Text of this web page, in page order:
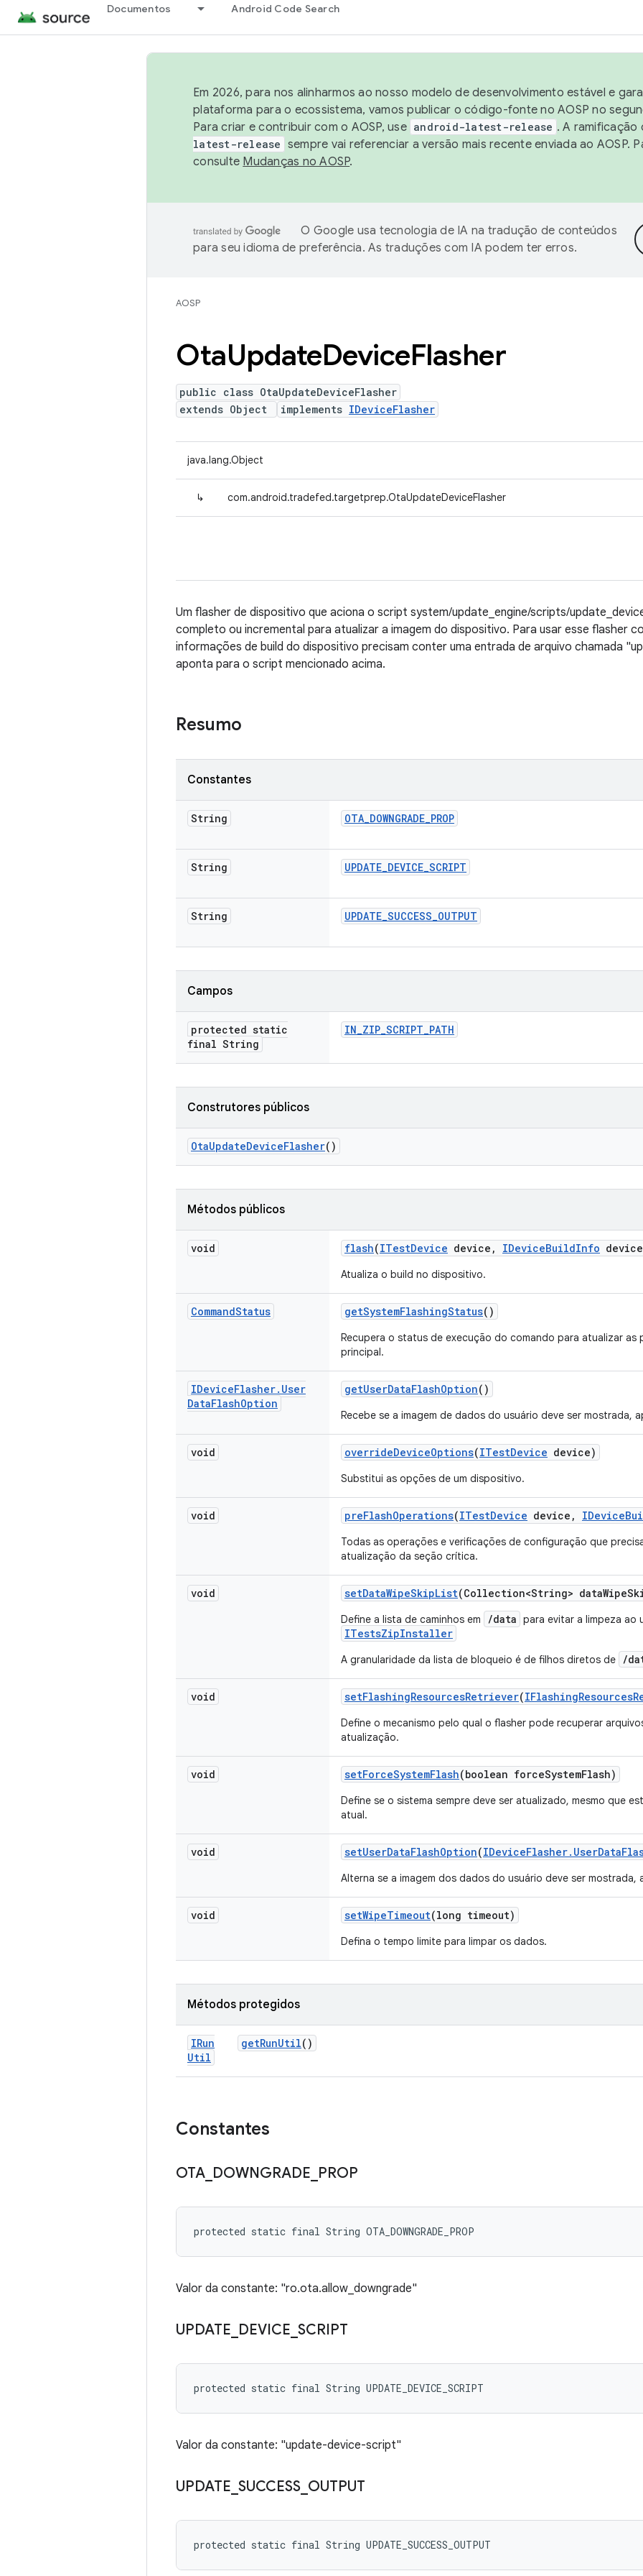
Documentos Android Code Search
Em 2026, para nos alinharmos ao nosso modelo de desenvolvimento estável e
plataforma para o ecossistema, vamos publicar o código-fonte no AOSP no
Para criar e contribuir com o AOSP, use android-latest-release . A ramificação
latest-release sempre vai referenciar a versão mais recente enviada ao AOSP.
consulte Mudanças no AOSP.
O Google usa tecnologia de IA na tradução de conteúdos
para seu idioma de preferência. As traduções com IA podem ter erros.
AOSP
OtaUpdateDeviceFlasher
public class OtaUpdateDeviceFlasher
extends Object
implements IDeviceFlasher
java.lang.Object
↳ com.android.tradefed.targetprep.OtaUpdateDeviceFlasher
Um flasher de dispositivo que aciona o script system/update_engine/scripts/
completo ou incremental para atualizar a imagem do dispositivo. Para usar esse flasher
informações de build do dispositivo precisam conter uma entrada de arquivo chamada
aponta para o script mencionado acima.
Resumo
Constantes
String OTA_DOWNGRADE_PROP
String UPDATE_DEVICE_SCRIPT
String UPDATE_SUCCESS_OUTPUT
Campos
protected static
final String
IN_ZIP_SCRIPT_PATH
Construtores públicos
OtaUpdateDeviceFlasher()
Métodos públicos
void flash(ITestDevice device , IDeviceBuildInfo device
Atualiza o build no dispositivo.
CommandStatus getSystemFlashingStatus()
Recupera o status de execução do comando para atualizar as
principal.
IDeviceFlasher. User
DataFlashOption
getUserDataFlashOption()
Recebe se a imagem de dados do usuário deve ser mostrada,
void overrideDeviceOptions(ITestDevice device)
Substitui as opções de um dispositivo.
void preFlashOperations(ITestDevice device , IDevice
Todas as operações e verificações de configuração que
atualização da seção crítica.
void setDataWipeSkipList(Collection<String> dataWipe
Define a lista de caminhos em /data para evitar a limpeza ao
ITestsZipInstaller
A granularidade da lista de bloqueio é de filhos diretos de /
void setFlashingResourcesRetriever(IFlashingResources
Define o mecanismo pelo qual o flasher pode recuperar
atualização.
void setForceSystemFlash(boolean forceSystemFlash)
Define se o sistema sempre deve ser atualizado, mesmo que
atual.
void setUserDataFlashOption(IDeviceFlasher. UserData
Alterna se a imagem dos dados do usuário deve ser mostrada,
void setWipeTimeout(long timeout)
Defina o tempo limite para limpar os dados.
Métodos protegidos
IRun
Util
getRunUtil()
Constantes
OTA DOWNGRADE PROP
protected static final String OTA_DOWNGRADE_PROP
Valor da constante: "ro.ota.allow_downgrade"
UPDATE DEVICE SCRIPT
protected static final String UPDATE_DEVICE_SCRIPT
Valor da constante: "update-device-script"
UPDATE SUCCESS OUTPUT
protected static final String UPDATE_SUCCESS_OUTPUT